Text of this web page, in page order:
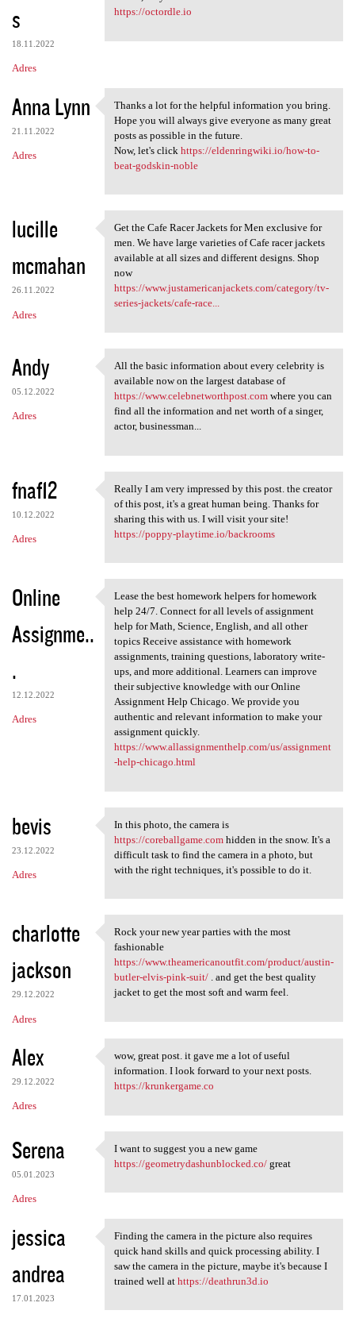
s
18.11.2022
Adres
https://octordle.io
Anna Lynn
21.11.2022
Adres
Thanks a lot for the helpful
Thanks a lot for the helpful information you bring.
Hope you will always give everyone as many great
posts as possible in the future.
Now, let's click https://eldenringwiki.io/how-to-
beat-godskin-noble
lucille
mcmahan
26.11.2022
Adres
Get the Cafe Racer Jackets
Get the Cafe Racer Jackets for Men exclusive for
men. We have large varieties of Cafe racer jackets
available at all sizes and different designs. Shop
now
https://www.justamericanjackets.com/category/tv-
series-jackets/cafe-race...
Andy
05.12.2022
Adres
All the basic information
All the basic information about every celebrity is
available now on the largest database of
https://www.celebnetworthpost.comwhere you can
find all the information and net worth of a singer,
actor, businessman...
fnaf12
10.12.2022
Adres
Really I am very impressed by
Really I am very impressed by this post. the creator
of this post, it's a great human being. Thanks for
sharing this with us. I will visit your site!
https://poppy-playtime.io/backrooms
Online
Assignme..
.
12.12.2022
Adres
Lease the best homework
Lease the best homework helpers for homework
help 24/7. Connect for all levels of assignment
help for Math, Science, English, and all other
topics Receive assistance with homework
assignments, training questions, laboratory write-
ups, and more additional. Learners can improve
their subjective knowledge with our Online
Assignment Help Chicago. We provide you
authentic and relevant information to make your
assignment quickly.
https://www.allassignmenthelp.com/us/assignment
-help-chicago.html
bevis
23.12.2022
Adres
In this photo, the camera is
In this photo, the camera is
https://coreballgame.comhidden in the snow. It's a
difficult task to find the camera in a photo, but
with the right techniques, it's possible to do it.
charlotte
jackson
29.12.2022
Adres
Rock your new year parties
Rock your new year parties with the most
fashionable
https://www.theamericanoutfit.com/product/austin-
butler-elvis-pink-suit/. and get the best quality
jacket to get the most soft and warm feel.
Alex
29.12.2022
Adres
wow, great post. it gave me a
wow, great post. it gave me a lot of useful
information. I look forward to your next posts.
https://krunkergame.co
Serena
05.01.2023
Adres
I want to suggest you a new
I want to suggest you a new game
https://geometrydashunblocked.co/great
jessica
andrea
17.01.2023
Finding the camera in the
Finding the camera in the picture also requires
quick hand skills and quick processing ability. I
saw the camera in the picture, maybe it's because I
trained well at https://deathrun3d.io